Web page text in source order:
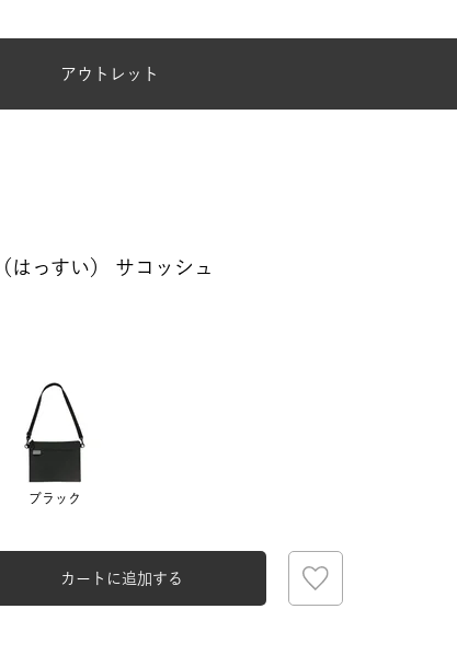
アウトレット
はっすい） サコッシュ
ブラック
カートに追加する